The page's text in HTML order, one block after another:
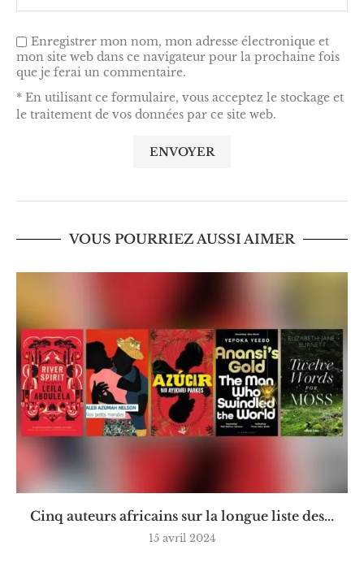
Enregistrer mon nom, mon adresse électronique et
mon site web dans ce navigateur pour la prochaine fois
que je ferai un commentaire.
* En utilisant ce formulaire, vous acceptez le stockage et
le traitement de vos données par ce site web.
VOUS POURRIEZ AUSSI AIMER
Cinq auteurs africains sur la longue liste des...
15 avril 2024